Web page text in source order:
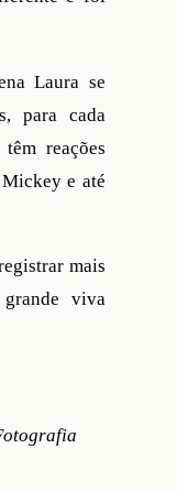
Laura se
para cada
reações
e até
mais
viva